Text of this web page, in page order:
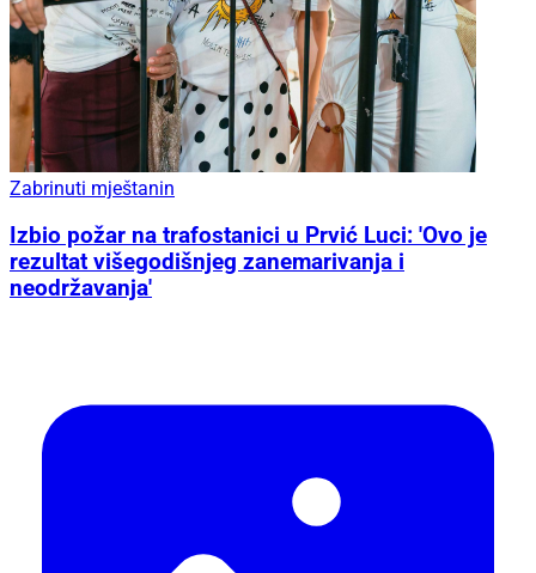
Zabrinuti mještanin
Izbio požar na trafostanici u Prvić Luci: 'Ovo je
rezultat višegodišnjeg zanemarivanja i
neodržavanja'